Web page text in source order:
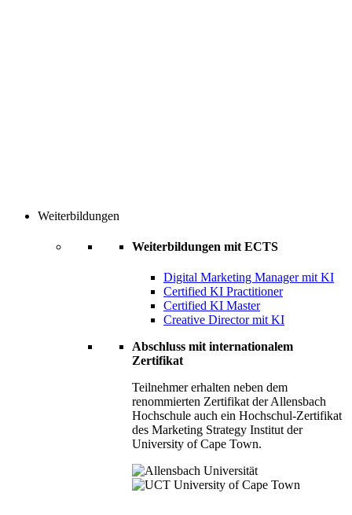
Weiterbildungen
Weiterbildungen mit ECTS
Digital Marketing Manager mit KI
Certified KI Practitioner
Certified KI Master
Creative Director mit KI
Abschluss mit internationalem
Zertifikat
Teilnehmer erhalten neben dem
renommierten Zertifikat der Allensbach
Hochschule auch ein Hochschul-Zertifikat
des Marketing Strategy Institut der
University of Cape Town.